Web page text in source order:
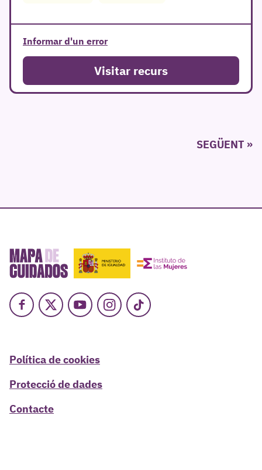
Informar d'un error
Visitar recurs
SEGÜENT
Facebook
X YoutubeInstagram
TikTok
Política de cookies
Protecció de dades
Contacte